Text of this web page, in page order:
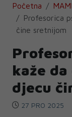
Početna
Profesorica
čine sretnijom
kaže
djecu
27 PRO 2025